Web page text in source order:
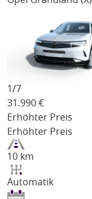
1/7
31.990 €
Erhöhter Preis
Erhöhter Preis
10 km
Automatik